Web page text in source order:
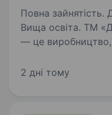
Повна зайнятість.
Вища освіта. ТМ «Дари Карпат» & «Драгомир»
— це виробництво,
продукції
2 дні тому